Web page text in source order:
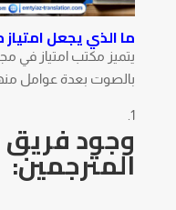
ما الذي يجعل
يتميز مكتب امتياز في
بالصوت بعدة عوامل
وجود
المترجمين: